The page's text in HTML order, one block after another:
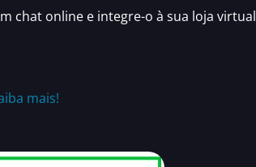
chat online e integre-o à sua loja virtual
mais!